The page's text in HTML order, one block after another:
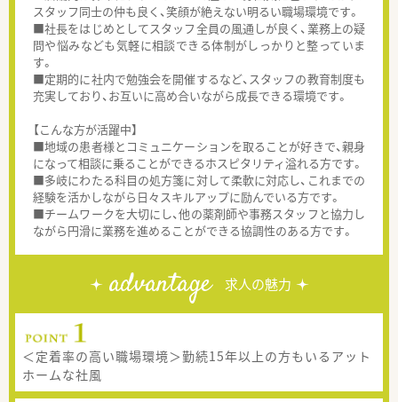
スタッフ同士の仲も良く、笑顔が絶えない明るい職場環境です。
■社長をはじめとしてスタッフ全員の風通しが良く、業務上の疑
問や悩みなども気軽に相談できる体制がしっかりと整っていま
す。
■定期的に社内で勉強会を開催するなど、スタッフの教育制度も
充実しており、お互いに高め合いながら成長できる環境です。
【こんな方が活躍中】
■地域の患者様とコミュニケーションを取ることが好きで、親身
になって相談に乗ることができるホスピタリティ溢れる方です。
■多岐にわたる科目の処方箋に対して柔軟に対応し、これまでの
経験を活かしながら日々スキルアップに励んでいる方です。
■チームワークを大切にし、他の薬剤師や事務スタッフと協力し
ながら円滑に業務を進めることができる協調性のある方です。
advantage 求人の魅力
＜定着率の高い職場環境＞勤続15年以上の方もいるアット
ホームな社風